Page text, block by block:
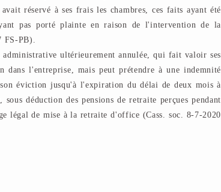
réservé à ses frais les chambres, ces faits ayant été
pas porté plainte en raison de l'intervention de la
FS-PB).
ultérieurement annulée, qui fait valoir ses
l'entreprise, mais peut prétendre à une indemnité
éviction jusqu'à l'expiration du délai de deux mois à
déduction des pensions de retraite perçues pendant
légal de mise à la retraite d'office (Cass. soc. 8-7-2020